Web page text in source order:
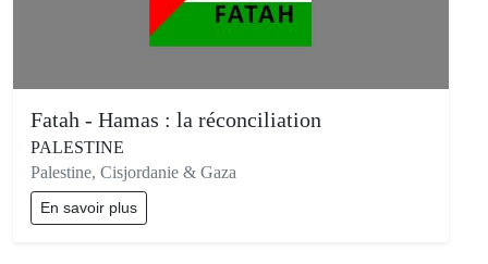
Fatah - Hamas : la réconciliation
PALESTINE
Palestine, Cisjordanie & Gaza
En savoir plus